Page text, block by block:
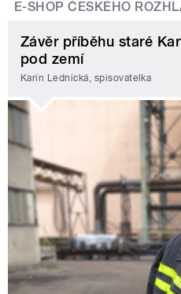
E-SHOP ČESKÉHO
Závěr příběhu staré
pod zemí
Karin Lednická, spisovatelka